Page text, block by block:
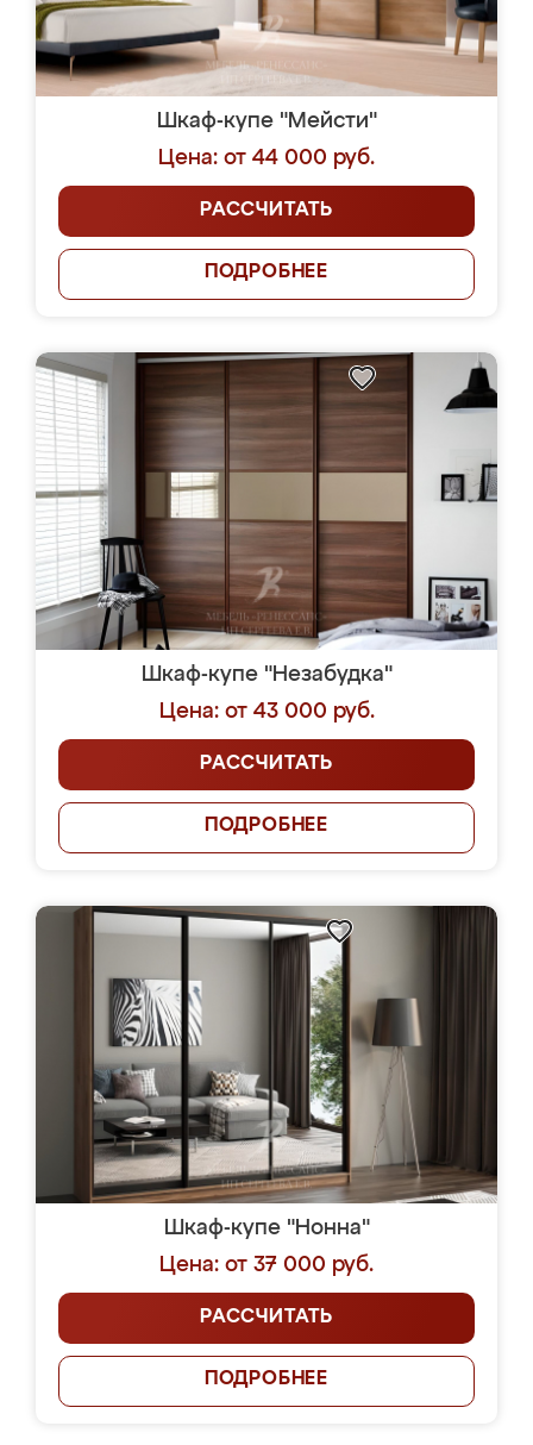
Шкаф-купе "Мейсти"
Цена: от 44 000 руб.
РАССЧИТАТЬ
ПОДРОБНЕЕ
Шкаф-купе "Незабудка"
Цена: от 43 000 руб.
РАССЧИТАТЬ
ПОДРОБНЕЕ
Шкаф-купе "Нонна"
Цена: от 37 000 руб.
РАССЧИТАТЬ
ПОДРОБНЕЕ